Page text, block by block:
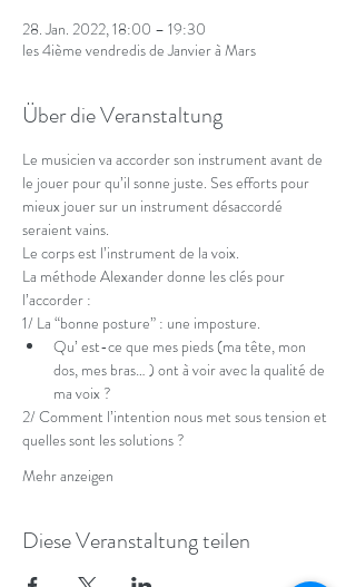
28. Jan. 2022, 18:00 – 19:30
les 4ième vendredis de Janvier à Mars
Über die Veranstaltung
Le musicien va accorder son instrument avant de
le jouer pour qu’il sonne juste. Ses efforts pour
mieux jouer sur un instrument désaccordé
seraient vains.
Le corps est l’instrument de la voix.
La méthode Alexander donne les clés pour
l’accorder :
1/ La “bonne posture” : une imposture.
Qu’ est-ce que mes pieds (ma tête, mon
dos, mes bras… ) ont à voir avec la qualité de
ma voix ?
2/ Comment l’intention nous met sous tension et
quelles sont les solutions ?
Mehr anzeigen
Diese Veranstaltung teilen